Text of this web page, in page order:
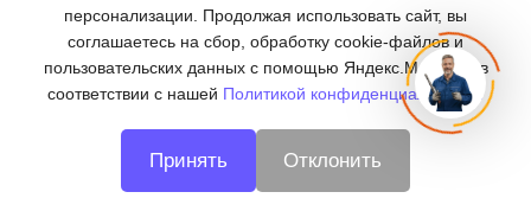
ПОДПИСКА
CNC66 - металлообработка в Екатеринбурге
персонализации. Продолжая использовать сайт, вы
соглашаетесь на сбор, обработку cookie-файлов и
пользовательских данных с помощью Яндекс.Метрика, в
соответствии с нашей Политикой конфиденциальности.
Принять Отклонить